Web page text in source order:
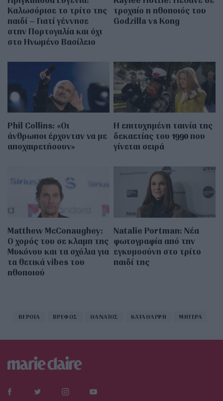
Καλωσόρισε το τρίτο της
παιδί – Γιατί γέννησε
στην Πορτογαλία και όχι
στο Ηνωμένο Βασίλειο
τροχαίο η ηθοποιός του
Godzilla vs Kong
Phil Collins: «Οι
άνθρωποι έρχονταν να με
αποχαιρετήσουν»
Η επιτυχημένη ταινία της
δεκαετίας του 1990 που
γίνεται σειρά
Matthew McConaughey:
Ο χορός του σε κλαμπ της
Μυκόνου και τα σχόλια για
τα θετικά vibes του
ηθοποιού
Natalie Portman: Νέα
φωτογραφία από την
εγκυμοσύνη στο τρίτο
παιδί της
ΒΕΡΟΙΑ ΒΡΕΦΟΣ ΘΑΝΑΤΟΣ ΚΑΤΑΘΛΙΨΗ ΜΗΤΕΡΑ